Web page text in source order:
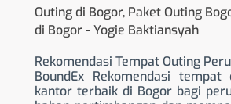
Outing di Bogor, Paket Outing
di Bogor-Yogie Baktiansyah
Rekomendasi Tempat Outing
BoundEx Rekomendasi
kantor terbaik di Bogor bagi